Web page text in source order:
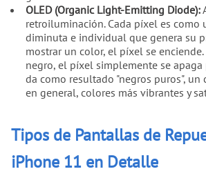
OLED (Organic Light-Emitting Diode):
retroiluminación. Cada píxel es como
diminuta e individual que genera su
mostrar un color, el píxel se
negro, el píxel simplemente se
da como resultado "negros puros", un
en general, colores más vibrantes y
Tipos de Pantallas de
iPhone 11 en Detalle